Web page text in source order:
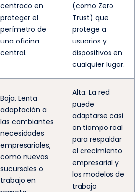
centrado en
proteger el
perímetro de
una oficina
central.
(como Zero
Trust) que
protege a
usuarios y
dispositivos en
cualquier lugar.
Baja. Lenta
adaptación a
las cambiantes
necesidades
empresariales,
como nuevas
sucursales o
trabajo en
Alta. La red
puede
adaptarse casi
en tiempo real
para respaldar
el crecimiento
empresarial y
los modelos de
trabajo